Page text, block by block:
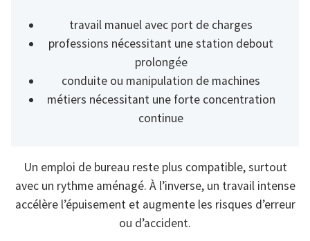
travail manuel avec port de charges
professions nécessitant une station debout
prolongée
conduite ou manipulation de machines
métiers nécessitant une forte concentration
continue
Un emploi de bureau reste plus compatible, surtout
avec un rythme aménagé. À l’inverse, un travail intense
accélère l’épuisement et augmente les risques d’erreur
ou d’accident.